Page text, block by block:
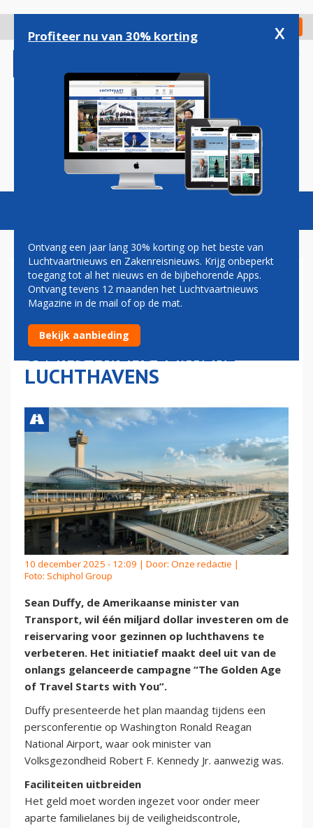
gaan
Check in
Magazine Podcasts Vacatures
REGERING-TRUMP WIL
MILJARD DOLLAR
UITTREKKEN VOOR
GEZINSVRIENDELIJKERE
LUCHTHAVENS
10 december 2025 - 12:09 | Door: Onze redactie |
Foto: Schiphol Group
Sean Duffy, de Amerikaanse minister van
Transport, wil één miljard dollar investeren om de
reiservaring voor gezinnen op luchthavens te
verbeteren. Het initiatief maakt deel uit van de
onlangs gelanceerde campagne “The Golden Age
of Travel Starts with You”.
Duffy presenteerde het plan maandag tijdens een
persconferentie op Washington Ronald Reagan
National Airport, waar ook minister van
Volksgezondheid Robert F. Kennedy Jr. aanwezig was.
Faciliteiten uitbreiden
Het geld moet worden ingezet voor onder meer
aparte familielanes bij de veiligheidscontrole,
Profiteer nu van 30% korting x
Ontvang een jaar lang 30% korting op het beste van
Luchtvaartnieuws en Zakenreisnieuws. Krijg onbeperkt
toegang tot al het nieuws en de bijbehorende Apps.
Ontvang tevens 12 maanden het Luchtvaartnieuws
Magazine in de mail of op de mat.
Bekijk aanbieding